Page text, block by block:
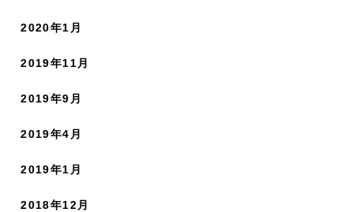
2020年1月
2019年11月
2019年9月
2019年4月
2019年1月
2018年12月